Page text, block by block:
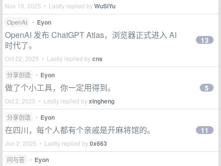
Nov 19, 2025 • Lastly replied byWuSiYu
OpenAI • Eyon
OpenAI 发布 ChatGPT Atlas，浏览器正式进入 AI
时代了。
Oct 22, 2025 • Lastly replied bycns
13
分享创造 • Eyon
做了个小工具，你一定用得到。
Oct 2, 2025 • Lastly replied byxingheng
5
分享创造 • Eyon
在四川，每个人都有个亲戚是开麻将馆的。
Jun 2, 2025 • Lastly replied by0x663
11
问与答 • Eyon